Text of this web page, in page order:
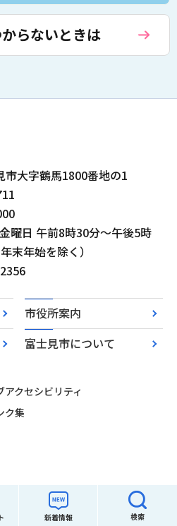
新着情報 検索
らないときは
市大字鶴馬1800番地の1
曜日 午前8時30分～午後5時
末年始を除く）
市役所案内
富士見市について
アクセシビリティ
ク集